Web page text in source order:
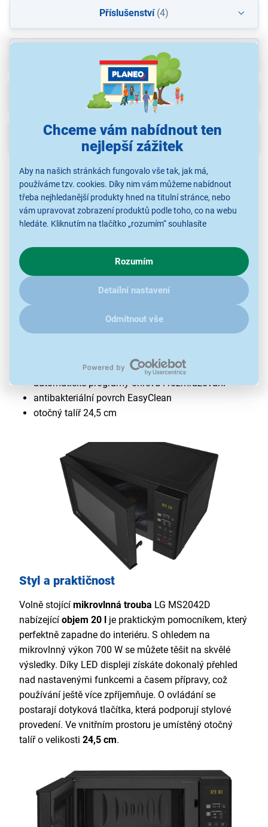
Chceme vám nabídnout ten
nejlepší zážitek
Aby na našich stránkách fungovalo vše tak, jak má,
používáme tzv. cookies. Díky nim vám můžeme nabídnout
třeba nejhledanější produkty hned na titulní stránce, nebo
vám upravovat zobrazení produktů podle toho, co na webu
hledáte. Kliknutím na tlačítko „rozumím“ souhlasíte
chování na webu pro zobrazení cílených reklam. Pokud vás
zajímají detaily, jak u nás s cookies a dalšími údaji pracujeme,
kliknětesem.
Rozumím
Detailní nastavení
Odmítnout vše
Popis
Mikrovlnná trouba LG MS2042D
dotykové ovládání
automatické programy ohřevu i rozmrazování
antibakteriální povrch EasyClean
otočný talíř 24,5 cm
Styl a praktičnost
Volně stojící mikrovlnná trouba LG MS2042D
nabízející objem 20 l
je praktickým pomocníkem, který
perfektně zapadne do interiéru. S ohledem na
mikrovlnný výkon 700 W se můžete těšit na skvělé
výsledky. Díky LED displeji získáte dokonalý přehled
nad nastavenými funkcemi a časem přípravy, což
používání ještě více zpříjemňuje. O ovládání se
postarají dotyková tlačítka, která podporují stylové
provedení. Ve vnitřním prostoru je umístěný otočný
talíř o velikosti 24,5 cm.
Příslušenství(4)
(1)
Ke stažení(1)